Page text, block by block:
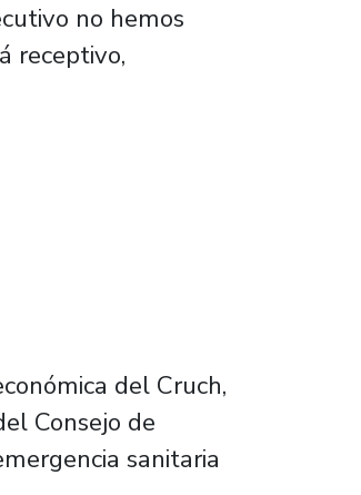
no hemos
receptivo,
del Cruch,
Consejo de
sanitaria